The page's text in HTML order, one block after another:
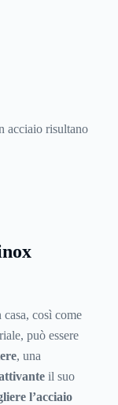
acciaio risultano
così come
può essere
, una
il suo
l’acciaio